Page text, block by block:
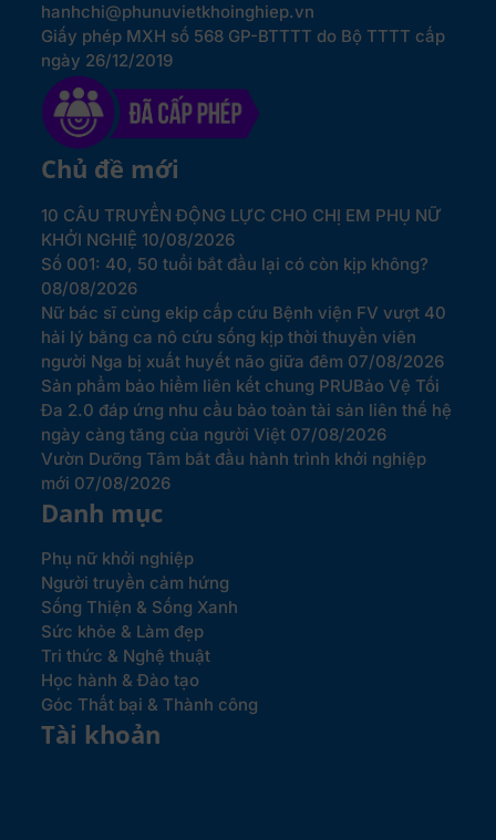
hanhchi@phunuvietkhoinghiep.vn
Giấy phép MXH số 568 GP-BTTTT do Bộ TTTT cấp
ngày 26/12/2019
Chủ đề mới
10 CÂU TRUYỀN ĐỘNG LỰC CHO CHỊ EM PHỤ NỮ
KHỞI NGHIỆ 10/08/2026
Số 001: 40, 50 tuổi bắt đầu lại có còn kịp không?
08/08/2026
Nữ bác sĩ cùng ekip cấp cứu Bệnh viện FV vượt 40
hải lý bằng ca nô cứu sống kịp thời thuyền viên
người Nga bị xuất huyết não giữa đêm 07/08/2026
Sản phẩm bảo hiểm liên kết chung PRUBảo Vệ Tối
Đa 2.0 đáp ứng nhu cầu bảo toàn tài sản liên thế hệ
ngày càng tăng của người Việt 07/08/2026
Vườn Dưỡng Tâm bắt đầu hành trình khởi nghiệp
mới 07/08/2026
Danh mục
Phụ nữ khởi nghiệp
Người truyền cảm hứng
Sống Thiện & Sống Xanh
Sức khỏe & Làm đẹp
Tri thức & Nghệ thuật
Học hành & Đào tạo
Góc Thất bại & Thành công
Tài khoản